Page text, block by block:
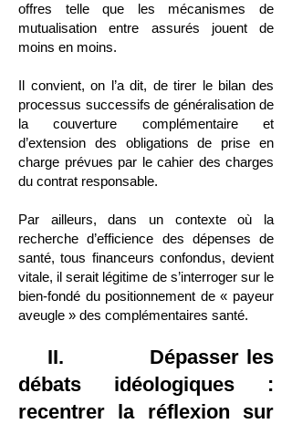
offres telle que les mécanismes de
mutualisation entre assurés jouent de
moins en moins.
Il convient, on l’a dit, de tirer le bilan des
processus successifs de généralisation de
la couverture complémentaire et
d’extension des obligations de prise en
charge prévues par le cahier des charges
du contrat responsable.
Par ailleurs, dans un contexte où la
recherche d’efficience des dépenses de
santé, tous financeurs confondus, devient
vitale, il serait légitime de s’interroger sur le
bien-fondé du positionnement de « payeur
aveugle » des complémentaires santé.
II. Dépasser les
débats idéologiques :
recentrer la réflexion sur